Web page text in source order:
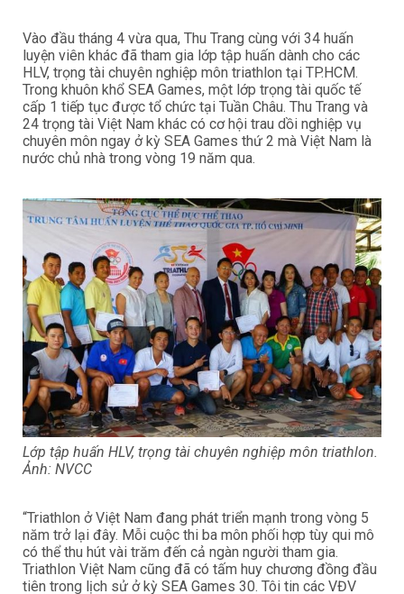
Vào đầu tháng 4 vừa qua, Thu Trang cùng với 34 huấn
luyện viên khác đã tham gia lớp tập huấn dành cho các
HLV, trọng tài chuyên nghiệp môn triathlon tại TP.HCM.
Trong khuôn khổ SEA Games, một lớp trọng tài quốc tế
cấp 1 tiếp tục được tổ chức tại Tuần Châu. Thu Trang và
24 trọng tài Việt Nam khác có cơ hội trau dồi nghiệp vụ
chuyên môn ngay ở kỳ SEA Games thứ 2 mà Việt Nam là
nước chủ nhà trong vòng 19 năm qua.
Lớp tập huấn HLV, trọng tài chuyên nghiệp môn triathlon.
Ảnh: NVCC
“Triathlon ở Việt Nam đang phát triển mạnh trong vòng 5
năm trở lại đây. Mỗi cuộc thi ba môn phối hợp tùy qui mô
có thể thu hút vài trăm đến cả ngàn người tham gia.
Triathlon Việt Nam cũng đã có tấm huy chương đồng đầu
tiên trong lịch sử ở kỳ SEA Games 30. Tôi tin các VĐV